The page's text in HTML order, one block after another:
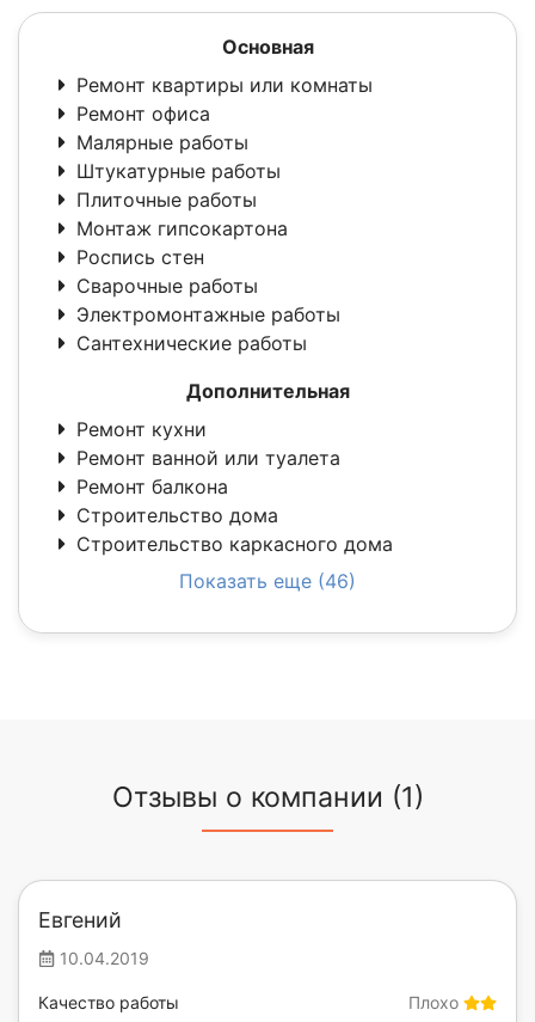
Основная
Ремонт квартиры или комнаты
Ремонт офиса
Малярные работы
Штукатурные работы
Плиточные работы
Монтаж гипсокартона
Роспись стен
Сварочные работы
Электромонтажные работы
Сантехнические работы
Дополнительная
Ремонт кухни
Ремонт ванной или туалета
Ремонт балкона
Строительство дома
Строительство каркасного дома
Показать еще (46)
Отзывы о компании (1)
Евгений
10.04.2019
Плохо
Качество работы